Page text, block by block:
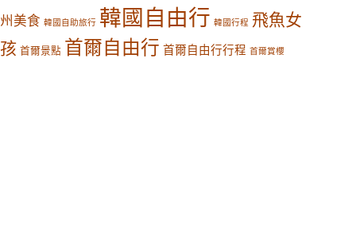
州美食 韓國自助旅行 韓國自由行 韓國行程 飛魚女
孩 首爾景點 首爾自由行 首爾自由行行程 首爾賞櫻